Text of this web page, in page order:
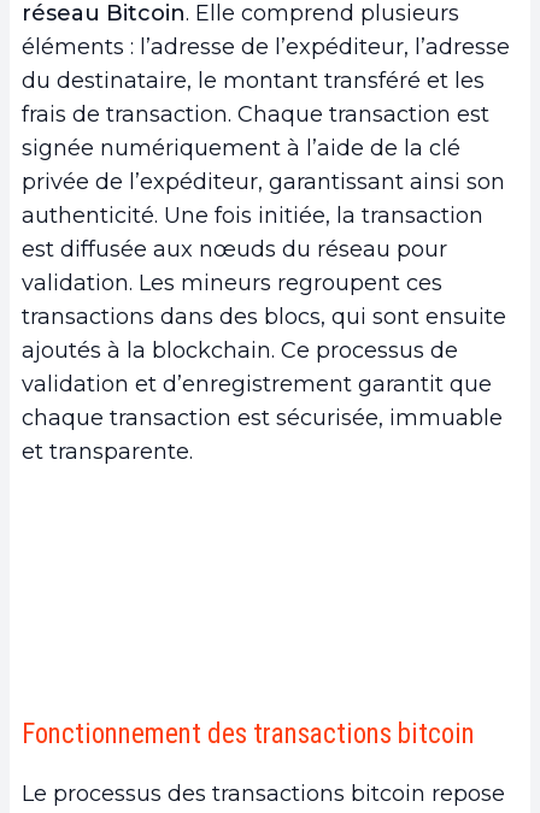
transactions bitcoin
Les avantages des transactions bitcoin
b.
Les inconvénients des transactions bitcoin
4. Conclusion
réseau Bitcoin. Elle comprend plusieurs
éléments : l’adresse de l’expéditeur, l’adresse
du destinataire, le montant transféré et les
frais de transaction. Chaque transaction est
signée numériquement à l’aide de la clé
privée de l’expéditeur, garantissant ainsi son
authenticité. Une fois initiée, la transaction
est diffusée aux nœuds du réseau pour
validation. Les mineurs regroupent ces
transactions dans des blocs, qui sont ensuite
ajoutés à la blockchain. Ce processus de
validation et d’enregistrement garantit que
chaque transaction est sécurisée, immuable
et transparente.
Fonctionnement des transactions bitcoin
Le processus des transactions bitcoin repose